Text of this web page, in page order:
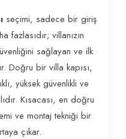
seçimi, sadece bir giriş
fazlasıdır; villanızın
sağlayan ve ilk
Doğru bir villa kapısı,
yüksek güvenlikli ve
Kısacası, en doğru
ve montaj tekniği bir
çıkar.